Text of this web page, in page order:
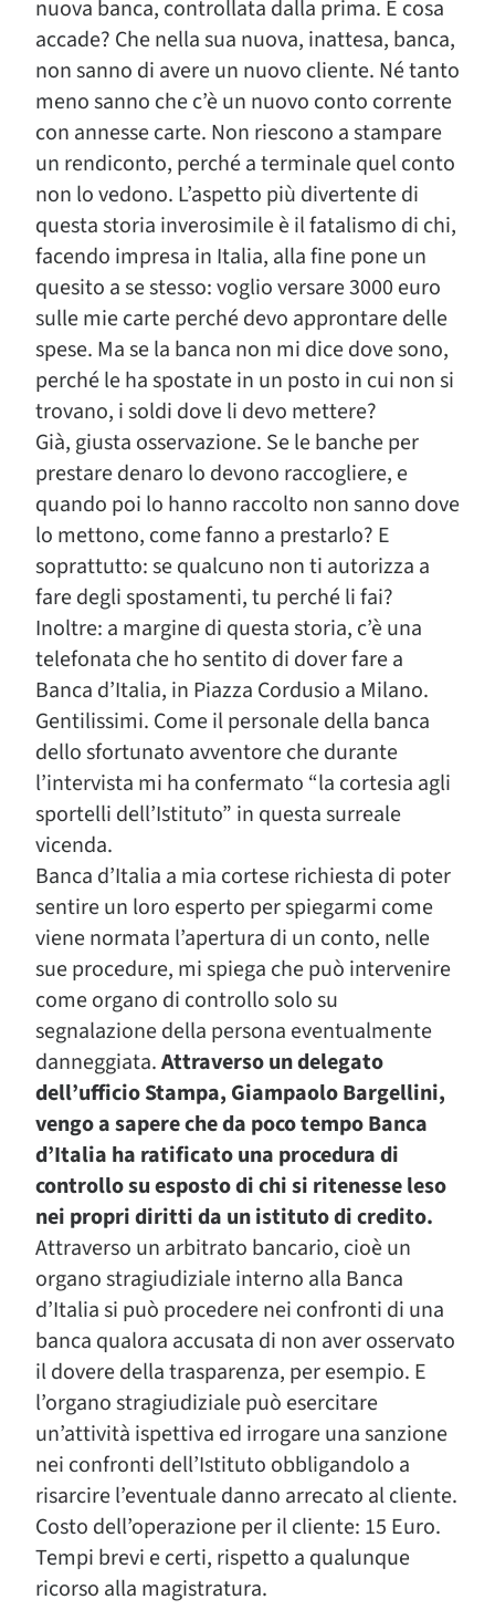
nuova banca, controllata dalla prima. E cosa
accade? Che nella sua nuova, inattesa, banca,
non sanno di avere un nuovo cliente. Né tanto
meno sanno che c’è un nuovo conto corrente
con annesse carte. Non riescono a stampare
un rendiconto, perché a terminale quel conto
non lo vedono. L’aspetto più divertente di
questa storia inverosimile è il fatalismo di chi,
facendo impresa in Italia, alla fine pone un
quesito a se stesso: voglio versare 3000 euro
sulle mie carte perché devo approntare delle
spese. Ma se la banca non mi dice dove sono,
perché le ha spostate in un posto in cui non si
trovano, i soldi dove li devo mettere?
Già, giusta osservazione. Se le banche per
prestare denaro lo devono raccogliere, e
quando poi lo hanno raccolto non sanno dove
lo mettono, come fanno a prestarlo? E
soprattutto: se qualcuno non ti autorizza a
fare degli spostamenti, tu perché li fai?
Inoltre: a margine di questa storia, c’è una
telefonata che ho sentito di dover fare a
Banca d’Italia, in Piazza Cordusio a Milano.
Gentilissimi. Come il personale della banca
dello sfortunato avventore che durante
l’intervista mi ha confermato “la cortesia agli
sportelli dell’Istituto” in questa surreale
vicenda.
Banca d’Italia a mia cortese richiesta di poter
sentire un loro esperto per spiegarmi come
viene normata l’apertura di un conto, nelle
sue procedure, mi spiega che può intervenire
come organo di controllo solo su
segnalazione della persona eventualmente
danneggiata.Attraverso un delegato
dell’ufficio Stampa, Giampaolo Bargellini,
vengo a sapere che da poco tempo Banca
d’Italia ha ratificato una procedura di
controllo su esposto di chi si ritenesse leso
nei propri diritti da un istituto di credito.
Attraverso un arbitrato bancario, cioè un
organo stragiudiziale interno alla Banca
d’Italia si può procedere nei confronti di una
banca qualora accusata di non aver osservato
il dovere della trasparenza, per esempio. E
l’organo stragiudiziale può esercitare
un’attività ispettiva ed irrogare una sanzione
nei confronti dell’Istituto obbligandolo a
risarcire l’eventuale danno arrecato al cliente.
Costo dell’operazione per il cliente: 15 Euro.
Tempi brevi e certi, rispetto a qualunque
ricorso alla magistratura.